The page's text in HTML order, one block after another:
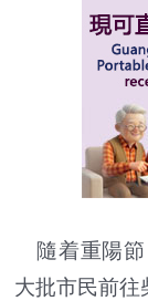
隨着重陽節
大批市民前往